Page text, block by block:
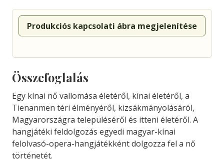
Produkciós kapcsolati ábra megjelenítése
Összefoglalás
Egy kínai nő vallomása életéről, kínai életéről, a
Tienanmen téri élményéről, kizsákmányolásáról,
Magyarországra településéről és itteni életéről. A
hangjátéki feldolgozás egyedi magyar-kínai
felolvasó-opera-hangjátékként dolgozza fel a nő
történetét.